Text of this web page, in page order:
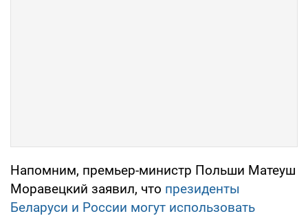
Напомним, премьер-министр Польши Матеуш
Моравецкий заявил, что президенты
Беларуси и России могут использовать